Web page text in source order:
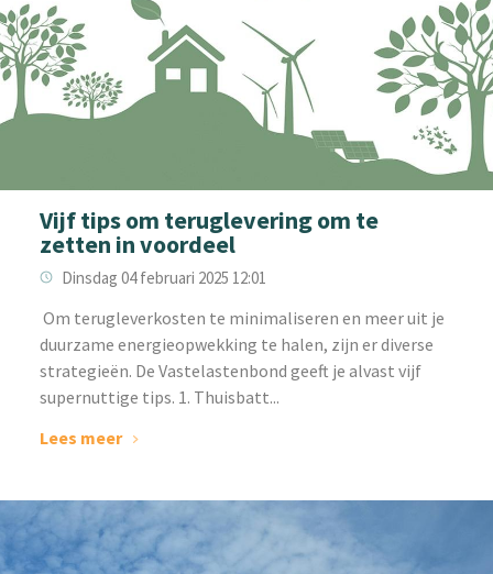
Vijf tips om teruglevering om te
zetten in voordeel
Dinsdag 04 februari 2025 12:01
‌ Om terugleverkosten te minimaliseren en meer uit je
duurzame energieopwekking te halen, zijn er diverse
strategieën. De Vastelastenbond geeft je alvast vijf
supernuttige tips. 1. Thuisbatt...
Lees meer